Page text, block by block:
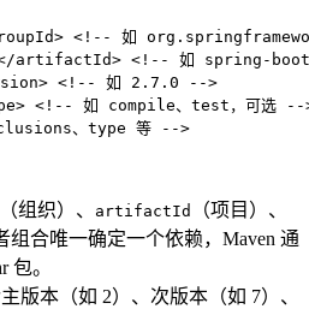
> <!-- 如
artifactId> <!-- 如 spring-
> <!-- 如 2.7.0 -->
> <!-- 如 compile、test，可选 --
、type 等 -->
（组织）、 artifactId （项目）、
组合唯一确定一个依赖，Maven 通
包。
版本（如 2）、次版本（如 7）、